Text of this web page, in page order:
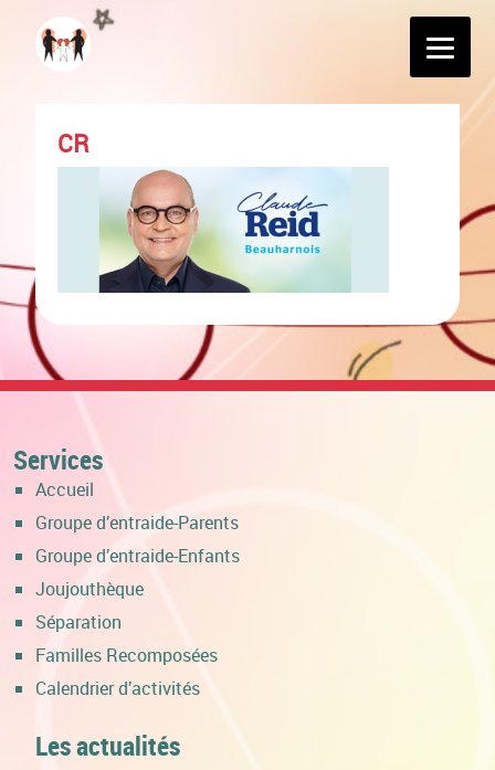
CR
Services
Accueil
Groupe d’entraide-Parents
Groupe d’entraide-Enfants
Joujouthèque
Séparation
Familles Recomposées
Calendrier d’activités
Les actualités